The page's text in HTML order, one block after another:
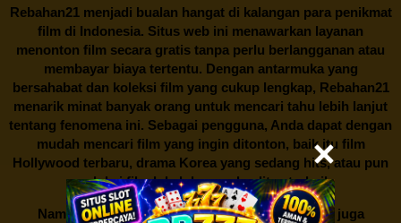
Rebahan21menjadi bualan hangat di kalangan para penikmat
film di Indonesia. Situs web ini menawarkan layanan
menonton film secara gratis tanpa perlu berlangganan atau
membayar biaya tertentu. Dengan antarmuka yang
bersahabat dan koleksi film yang cukup lengkap, Rebahan21
menarik minat banyak orang untuk mencari tahu lebih lanjut
tentang fenomena ini. Sebagai pengguna, Anda dapat dengan
mudah mencari film yang ingin ditonton, baik itu film
Hollywood terbaru, drama Korea yang sedang hits, atau pun
produksi film lokal dengan kualitas terbaik.
Namun, seperti halnya cerita manis,Rebahan21juga